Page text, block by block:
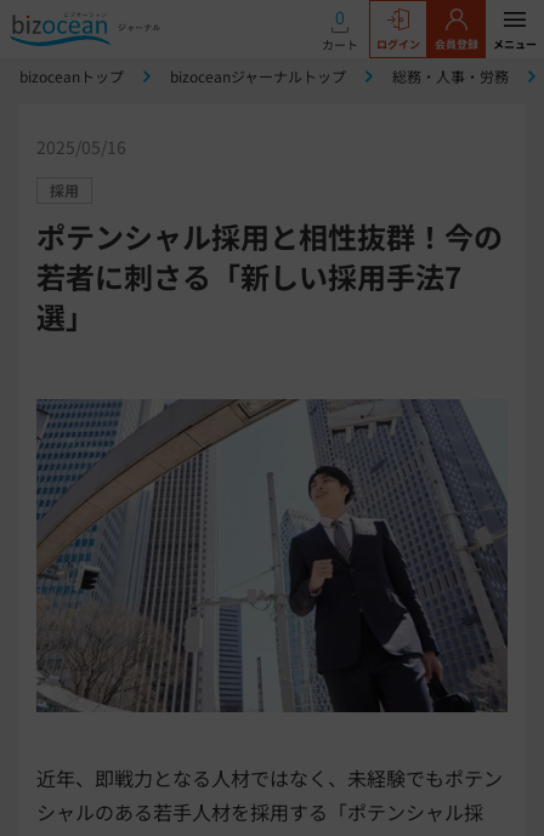
0
カート ログイン 会員登録 メニュー
bizoceanトップ bizoceanジャーナルトップ 総務・人事・労務
2025/05/16
採用
ポテンシャル採用と相性抜群！今の
若者に刺さる「新しい採用手法7
選」
近年、即戦力となる人材ではなく、未経験でもポテン
シャルのある若手人材を採用する「ポテンシャル採